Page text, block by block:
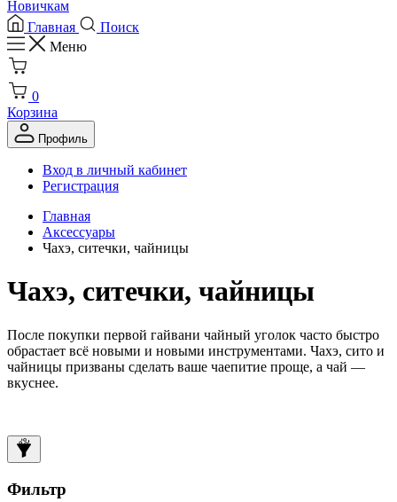
Новичкам
Главная
Поиск
Меню
0
Корзина
Профиль
Вход в личный кабинет
Регистрация
Главная
Аксессуары
Чахэ, ситечки, чайницы
Чахэ, ситечки, чайницы
После покупки первой гайвани чайный уголок часто быстро
обрастает всё новыми и новыми инструментами. Чахэ, сито и
чайницы призваны сделать ваше чаепитие проще, а чай —
вкуснее.
Фильтр